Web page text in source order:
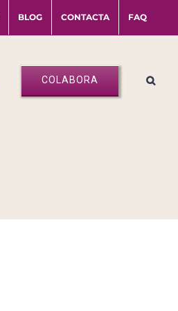
BLOG CONTACTA FAQ
COLABORA